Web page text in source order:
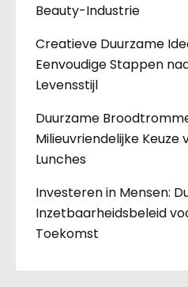
Beauty-Industrie
Creatieve Duurzame
Eenvoudige Stappen
Levensstijl
Duurzame
Milieuvriendelijke Keuze
Lunches
Investeren in Mensen:
Inzetbaarheidsbeleid
Toekomst